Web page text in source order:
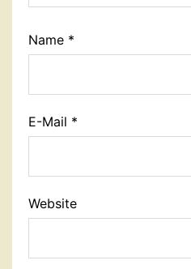
Name *
E-Mail *
Website